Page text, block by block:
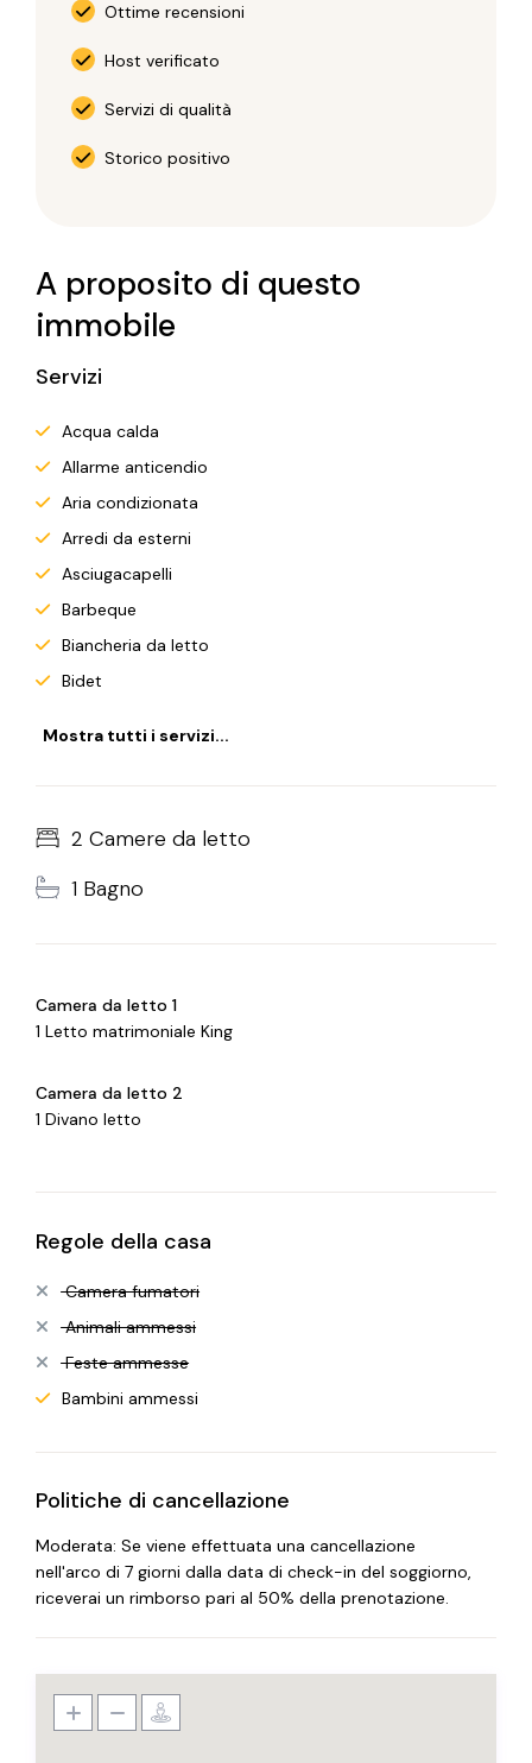
Ottime recensioni
Host verificato
Servizi di qualità
Storico positivo
A proposito di questo
immobile
Servizi
Acqua calda
Allarme anticendio
Aria condizionata
Arredi da esterni
Asciugacapelli
Barbeque
Biancheria da letto
Bidet
Mostra tutti i servizi...
2 Camere da letto
1 Bagno
Camera da letto 1
1 Letto matrimoniale King
Camera da letto 2
1 Divano letto
Regole della casa
Camera fumatori
Animali ammessi
Feste ammesse
Bambini ammessi
Politiche di cancellazione
Moderata: Se viene effettuata una cancellazione
nell'arco di 7 giorni dalla data di check-in del soggiorno,
riceverai un rimborso pari al 50% della prenotazione.